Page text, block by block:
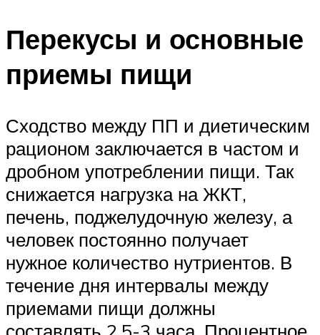
Перекусы и основные
приемы пищи
Сходство между ПП и диетическим
рационом заключается в частом и
дробном употреблении пищи. Так
снижается нагрузка на ЖКТ,
печень, поджелудочную железу, а
человек постоянно получает
нужное количество нутриентов. В
течение дня интервалы между
приемами пищи должны